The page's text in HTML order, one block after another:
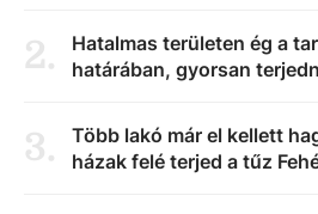
2.
Hatalmas területen ég a
határában, gyorsan
3.
Több lakó már el kellett
házak felé terjed a tűz